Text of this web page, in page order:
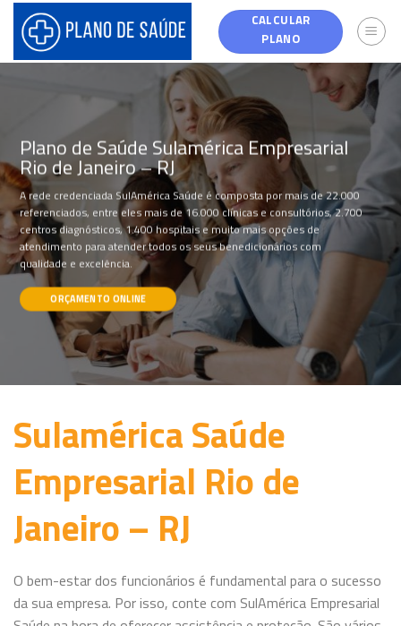
content
CALCULAR
PLANO
Plano de Saúde Sulamérica Empresarial
Rio de Janeiro – RJ
A rede credenciada SulAmérica Saúde é composta por mais de 22.000
referenciados, entre eles mais de 16.000 clínicas e consultórios, 2.700
centros diagnósticos, 1.400 hospitais e muito mais opções de
atendimento para atender todos os seus benedicionários com
qualidade e excelência.
ORÇAMENTO ONLINE
Sulamérica Saúde
Empresarial Rio de
Janeiro – RJ
O bem-estar dos funcionários é fundamental para o sucesso
da sua empresa. Por isso, conte com SulAmérica Empresarial